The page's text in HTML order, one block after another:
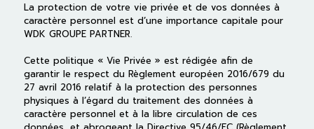
La protection de votre vie privée et de vos données à
caractère personnel est d’une importance capitale pour
WDK GROUPE PARTNER.
Cette politique « Vie Privée » est rédigée afin de
garantir le respect du Règlement européen 2016/679 du
27 avril 2016 relatif à la protection des personnes
physiques à l’égard du traitement des données à
caractère personnel et à la libre circulation de ces